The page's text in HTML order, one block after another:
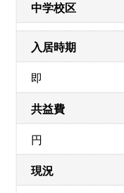
中学校区
入居時期
即
共益費
円
現況